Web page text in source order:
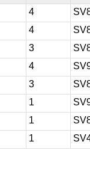
4
4
3
4
3
1
1
1